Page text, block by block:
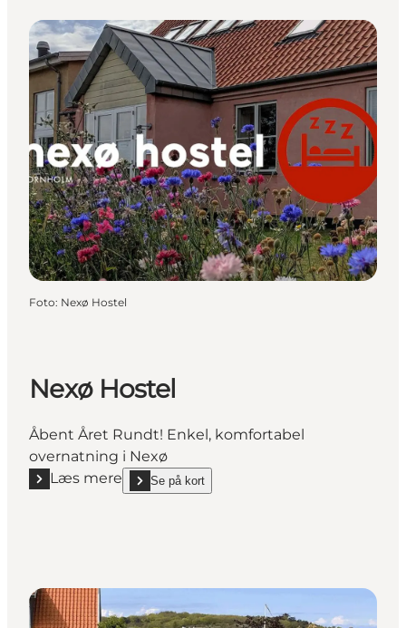
Foto: Nexø Hostel
Nexø Hostel
Åbent Året Rundt! Enkel, komfortabel
overnatning i Nexø
Læs mere
Læs mere "Nexø Hostel"
Se på kort
show Nexø Hostel on_map